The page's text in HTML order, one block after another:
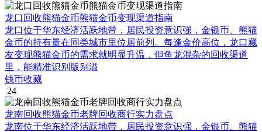
龙口回收熊猫金币熊猫金币变现渠道指南
龙口位于华东经济活跃地带，居民投资意识强，金银币、熊猫
金币的持有量在同类城市里位居前列。每逢金价高位，龙口藏
友变现熊猫金币的需求就明显升温，但鱼龙混杂的回收渠道
里，能精准识别版别溢
钱币收藏
24
龙南回收熊猫金币老牌回收商行实力盘点
龙南位于华东经济活跃地带，居民投资意识强，金银币、熊猫